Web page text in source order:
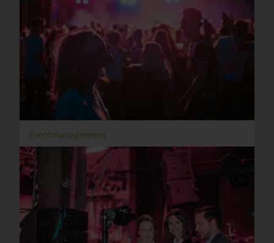
Eventmanagement